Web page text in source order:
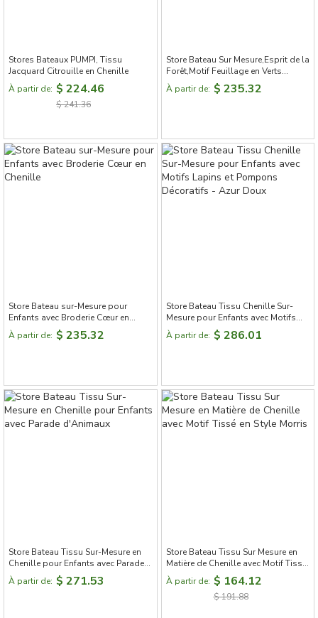
Stores Bateaux PUMPI, Tissu
Jacquard Citrouille en Chenille
À partir de: $ 224.46
$ 241.36
Store Bateau Sur Mesure,Esprit de la
Forêt,Motif Feuillage en Verts
Tendres
À partir de: $ 235.32
Store Bateau sur-Mesure pour
Enfants avec Broderie Cœur en
Chenille
À partir de: $ 235.32
Store Bateau Tissu Chenille Sur-
Mesure pour Enfants avec Motifs
Lapins et Pompons Décoratifs -
Azur Doux
À partir de: $ 286.01
Store Bateau Tissu Sur-Mesure en
Chenille pour Enfants avec Parade
d'Animaux
À partir de: $ 271.53
Store Bateau Tissu Sur Mesure en
Matière de Chenille avec Motif Tissé
en Style Morris
À partir de: $ 164.12
$ 191.88